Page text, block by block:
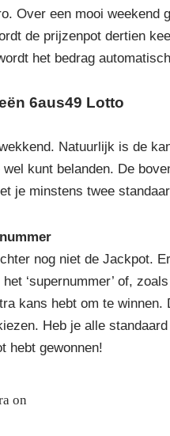
Over een mooi
de prijzenpot dertien
het bedrag
6aus49 Lotto
Natuurlijk is de
kunt belanden. De
je minstens twee
nog niet de Jackpot.
‘supernummer’ of,
kans hebt om te
Heb je alle
hebt gewonnen!
on